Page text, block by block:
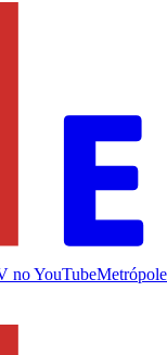
noYouTube